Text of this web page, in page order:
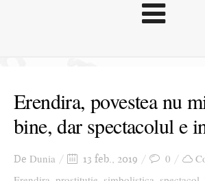
Zice
Cursuri
Ziua
Erendira, povestea nu
bine, dar spectacolul e
De Dunia 13 feb., 2019 0